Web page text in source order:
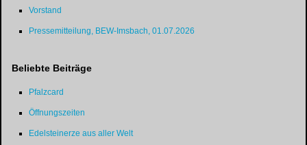
Vorstand
Pressemitteilung, BEW-Imsbach, 01.07.2026
Beliebte Beiträge
Pfalzcard
Öffnungszeiten
Edelsteinerze aus aller Welt